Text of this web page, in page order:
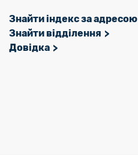
Знайти індекс за адресою
Знайти відділення
Довідка